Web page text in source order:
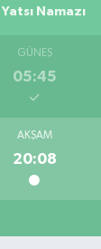
Yatsı Namazı
GÜNEŞ
05:45
AKŞAM
20:08